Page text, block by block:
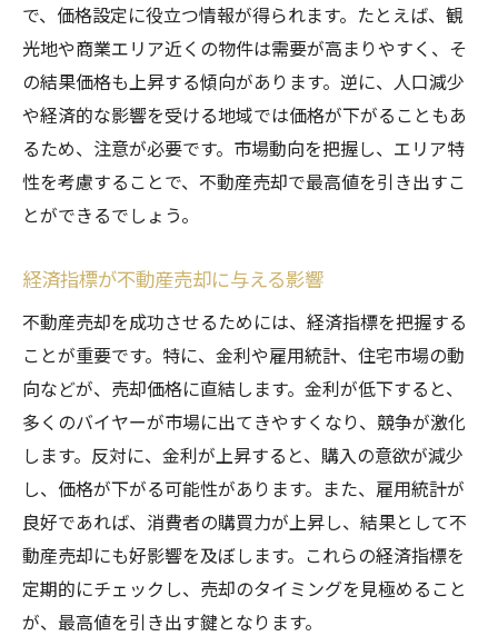
情報提供のタイミングと方法
詳細情報による信頼性の向上
物件の特徴とアピールポイントを整理
FAQを活用したスムーズな情報提供
信頼できる不動産会社の選び方とその重要性
不動産会社選びのポイント
実績と経験を確認する方法
契約内容を詳しく理解する
不動産会社とのコミュニケーションの重要
性
信頼できるエージェントを見つけるコツ
不動産売却のステップ解説：最高値を引き出す
ための全過程
初期準備と計画の立て方
物件査定と価格設定の方法
リフォーム・修繕のポイント
で、価格設定に役立つ情報が得られます。たとえば、観
光地や商業エリア近くの物件は需要が高まりやすく、そ
の結果価格も上昇する傾向があります。逆に、人口減少
や経済的な影響を受ける地域では価格が下がることもあ
るため、注意が必要です。市場動向を把握し、エリア特
性を考慮することで、不動産売却で最高値を引き出すこ
とができるでしょう。
経済指標が不動産売却に与える影響
不動産売却を成功させるためには、経済指標を把握する
ことが重要です。特に、金利や雇用統計、住宅市場の動
向などが、売却価格に直結します。金利が低下すると、
多くのバイヤーが市場に出てきやすくなり、競争が激化
します。反対に、金利が上昇すると、購入の意欲が減少
し、価格が下がる可能性があります。また、雇用統計が
良好であれば、消費者の購買力が上昇し、結果として不
動産売却にも好影響を及ぼします。これらの経済指標を
定期的にチェックし、売却のタイミングを見極めること
が、最高値を引き出す鍵となります。